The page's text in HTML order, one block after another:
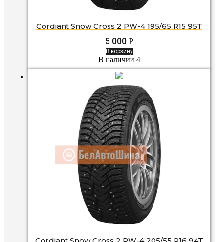
Cordiant Snow Cross 2 PW-4 195/65 R15 95T
5 000 Р
В корзину
В наличии 4
Cordiant Snow Cross 2 PW-4 205/55 R16 94T